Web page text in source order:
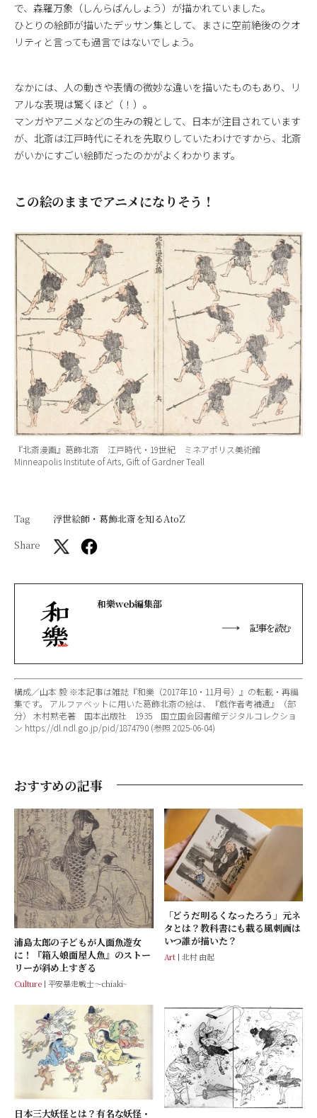
で、森羅万象（しんらばんしょう）が描かれていました。
ひとりの絵師が描いたデッサン集として、まさに空前絶後のクオ
リティと言っても過言ではないでしょう。
なかには、人の動きや表情の微妙な違いを描いたものもあり、リ
アルな表現は驚くほど（！）。
マンガやアニメなどの生みの親として、日本が注目されています
が、北斎は江戸時代にそれを先取りしていたわけですから、北斎
がいかにすごい絵師だったのかがよくわかります。
この絵のままでアニメになりそう！
『北斎漫画』葛飾北斎 江戸時代・19世紀 ミネアポリス美術館
Minneapolis Institute of Arts, Gift of Gardner Teall
Tag
浮世絵師・葛飾北斎を知るAtoZ
Share
和樂web編集部
記事を読む
構成／山本 毅 ※本記事は雑誌『和樂（2017年10・11月号）』の転載・再編
集です。 アルファベットに用いた葛飾北斎の絵は、『戯作者考補遺』（部
分） 木村黙老著 国本出版社 1935 国立国会図書館デジタルコレクショ
ン https://dl.ndl.go.jp/pid/1874790 (参照 2025-06-04)
おすすめの記事
浦島太郎の子どもが人面魚遊女
に！『箱入娘面屋人魚』のストー
リーが斜め上すぎる
Culture 平安暴走戦士～chiaki~
「どうだ明るくなったろう」元ネ
タとは？教科書にも載る風刺画は
いつ誰が描いた？
Art 北村 由起
日本三大妖怪とは？有名な妖怪・